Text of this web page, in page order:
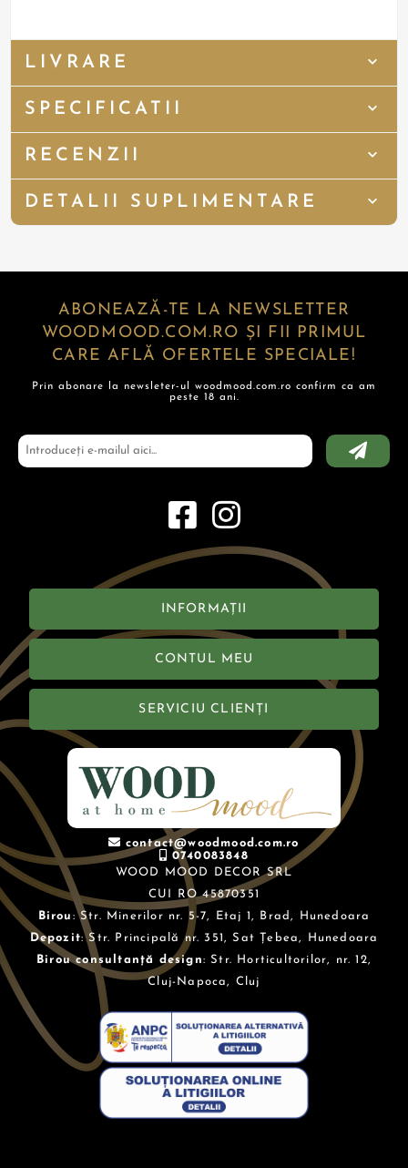
LIVRARE
SPECIFICATII
RECENZII
DETALII SUPLIMENTARE
ABONEAZĂ-TE LA NEWSLETTER
WOODMOOD.COM.RO ȘI FII PRIMUL
CARE AFLĂ OFERTELE SPECIALE!
Prin abonare la newsleter-ul woodmood.com.ro confirm ca am
peste 18 ani.
INFORMAȚII
CONTUL MEU
SERVICIU CLIENȚI
contact@woodmood.com.ro
0740083848
WOOD MOOD DECOR SRL
CUI RO 45870351
Birou : Str. Minerilor nr. 5-7, Etaj 1, Brad, Hunedoara
Depozit: Str. Principală nr. 351, Sat Țebea, Hunedoara
Birou consultanță design: Str. Horticultorilor, nr. 12,
Cluj-Napoca, Cluj